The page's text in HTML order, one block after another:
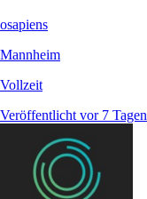
osapiens
Mannheim
Vollzeit
Veröffentlicht vor 7 Tagen